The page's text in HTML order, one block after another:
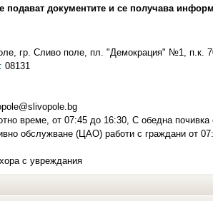
подават документите и се получава
гр. Сливо поле, пл. "Демокрация" №1, п.к.
08131
време, от 07:45 до 16:30, С обедна почивка
обслужване (ЦАО) работи с граждани от
с увреждания